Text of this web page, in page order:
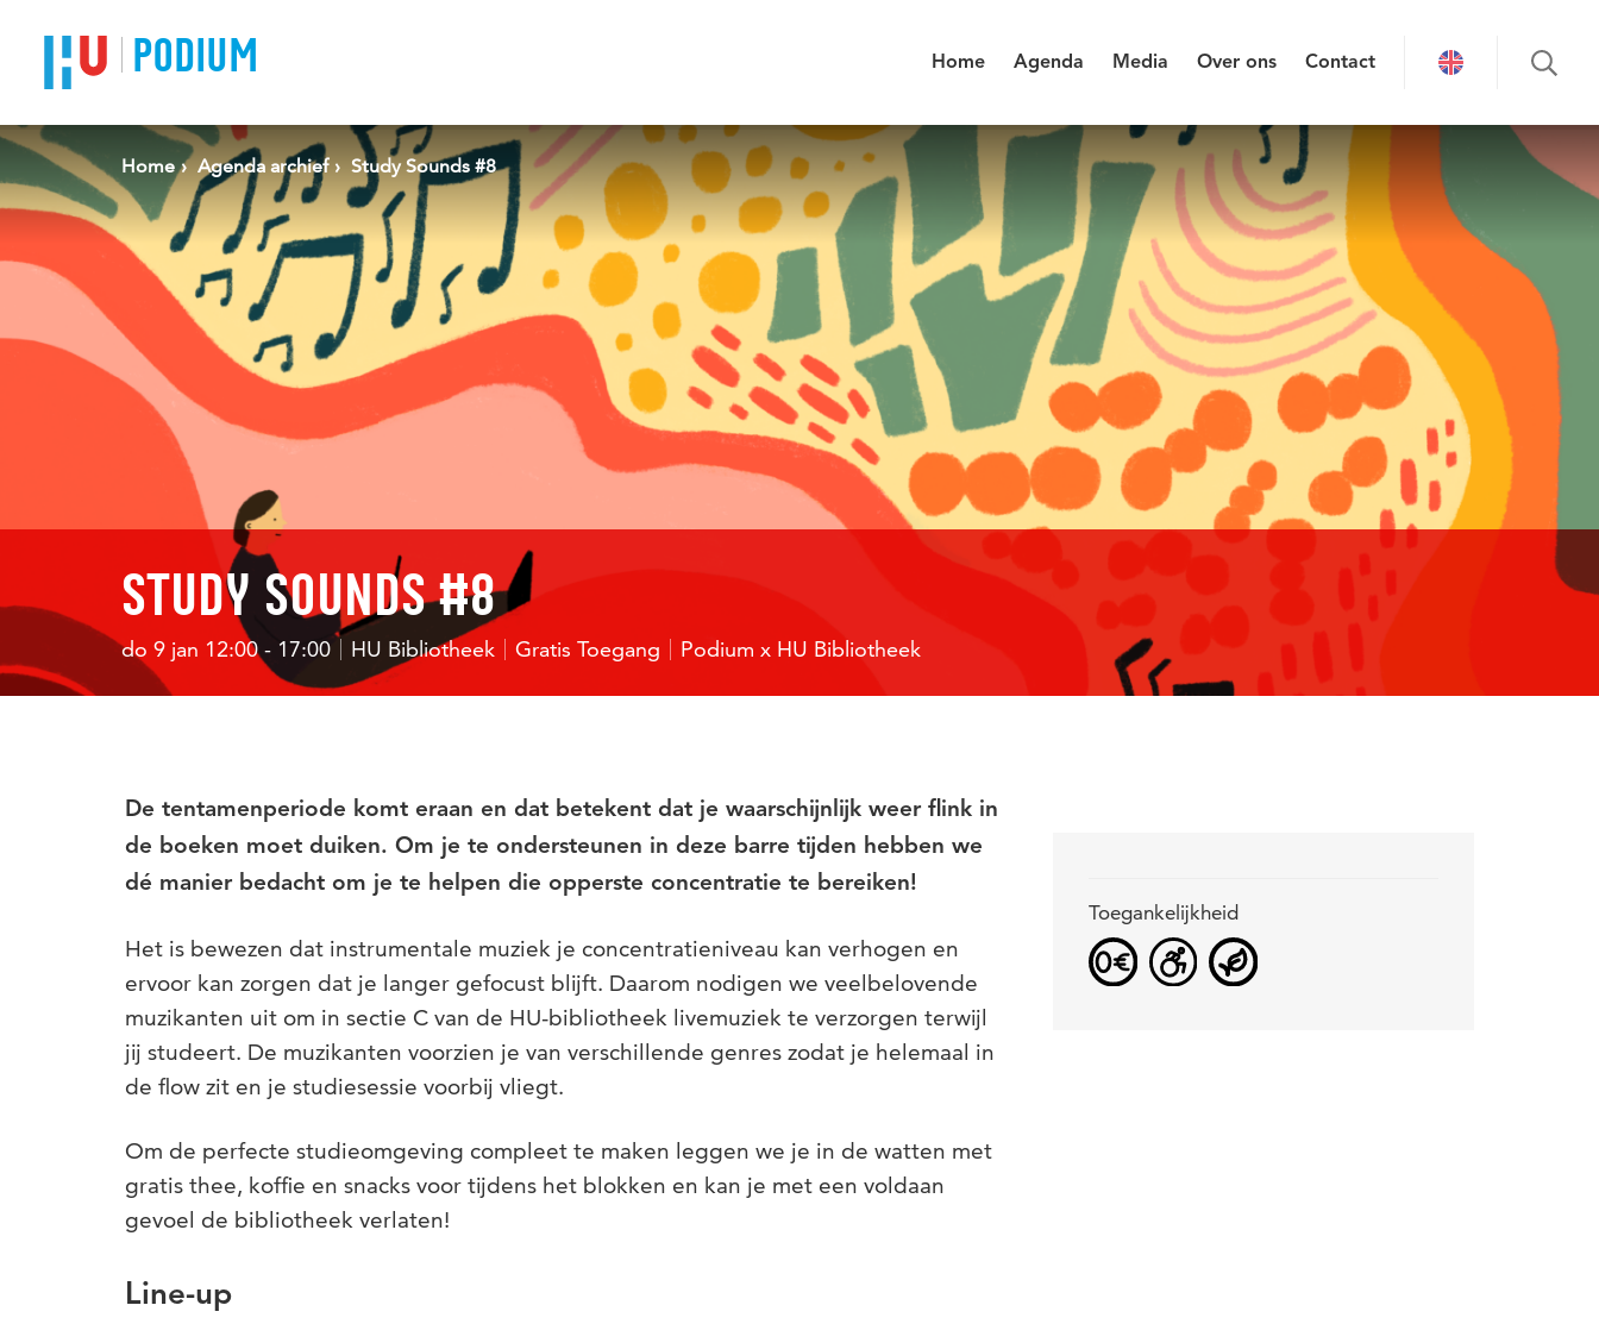
PODIUM Home Agenda Media Over ons Contact
Home Agenda archief Study Sounds #8
STUDY SOUNDS #8
do 9 jan 12:00 - 17:00 HU Bibliotheek Gratis Toegang Podium x HU Bibliotheek
De tentamenperiode komt eraan en dat betekent dat je waarschijnlijk weer flink in
de boeken moet duiken. Om je te ondersteunen in deze barre tijden hebben we
dé manier bedacht om je te helpen die opperste concentratie te bereiken!
Het is bewezen dat instrumentale muziek je concentratieniveau kan verhogen en
ervoor kan zorgen dat je langer gefocust blijft. Daarom nodigen we veelbelovende
muzikanten uit om in sectie C van de HU-bibliotheek livemuziek te verzorgen terwijl
jij studeert. De muzikanten voorzien je van verschillende genres zodat je helemaal in
de flow zit en je studiesessie voorbij vliegt.
Om de perfecte studieomgeving compleet te maken leggen we je in de watten met
gratis thee, koffie en snacks voor tijdens het blokken en kan je met een voldaan
gevoel de bibliotheek verlaten!
Line-up
Toegankelijkheid